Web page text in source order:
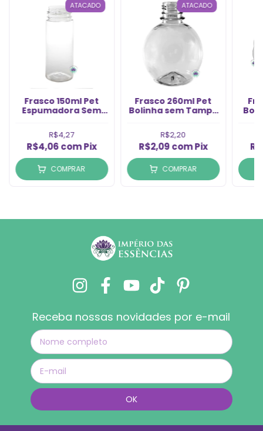
ATACADO
Frasco 150ml Pet
Espumadora Sem
(1un)
R$4,27
R$4,06comPix
COMPRAR
ATACADO
Frasco 260ml Pet
Bolinha sem Tampa
R$2,20
R$2,09comPix
COMPRAR
Receba nossas novidades por e-mail